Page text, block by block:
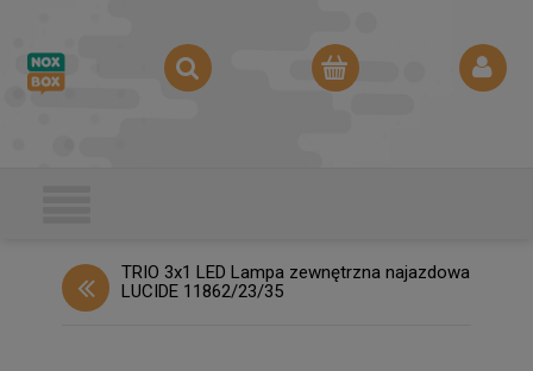
TRIO 3x1 LED Lampa zewnętrzna najazdowa
LUCIDE 11862/23/35